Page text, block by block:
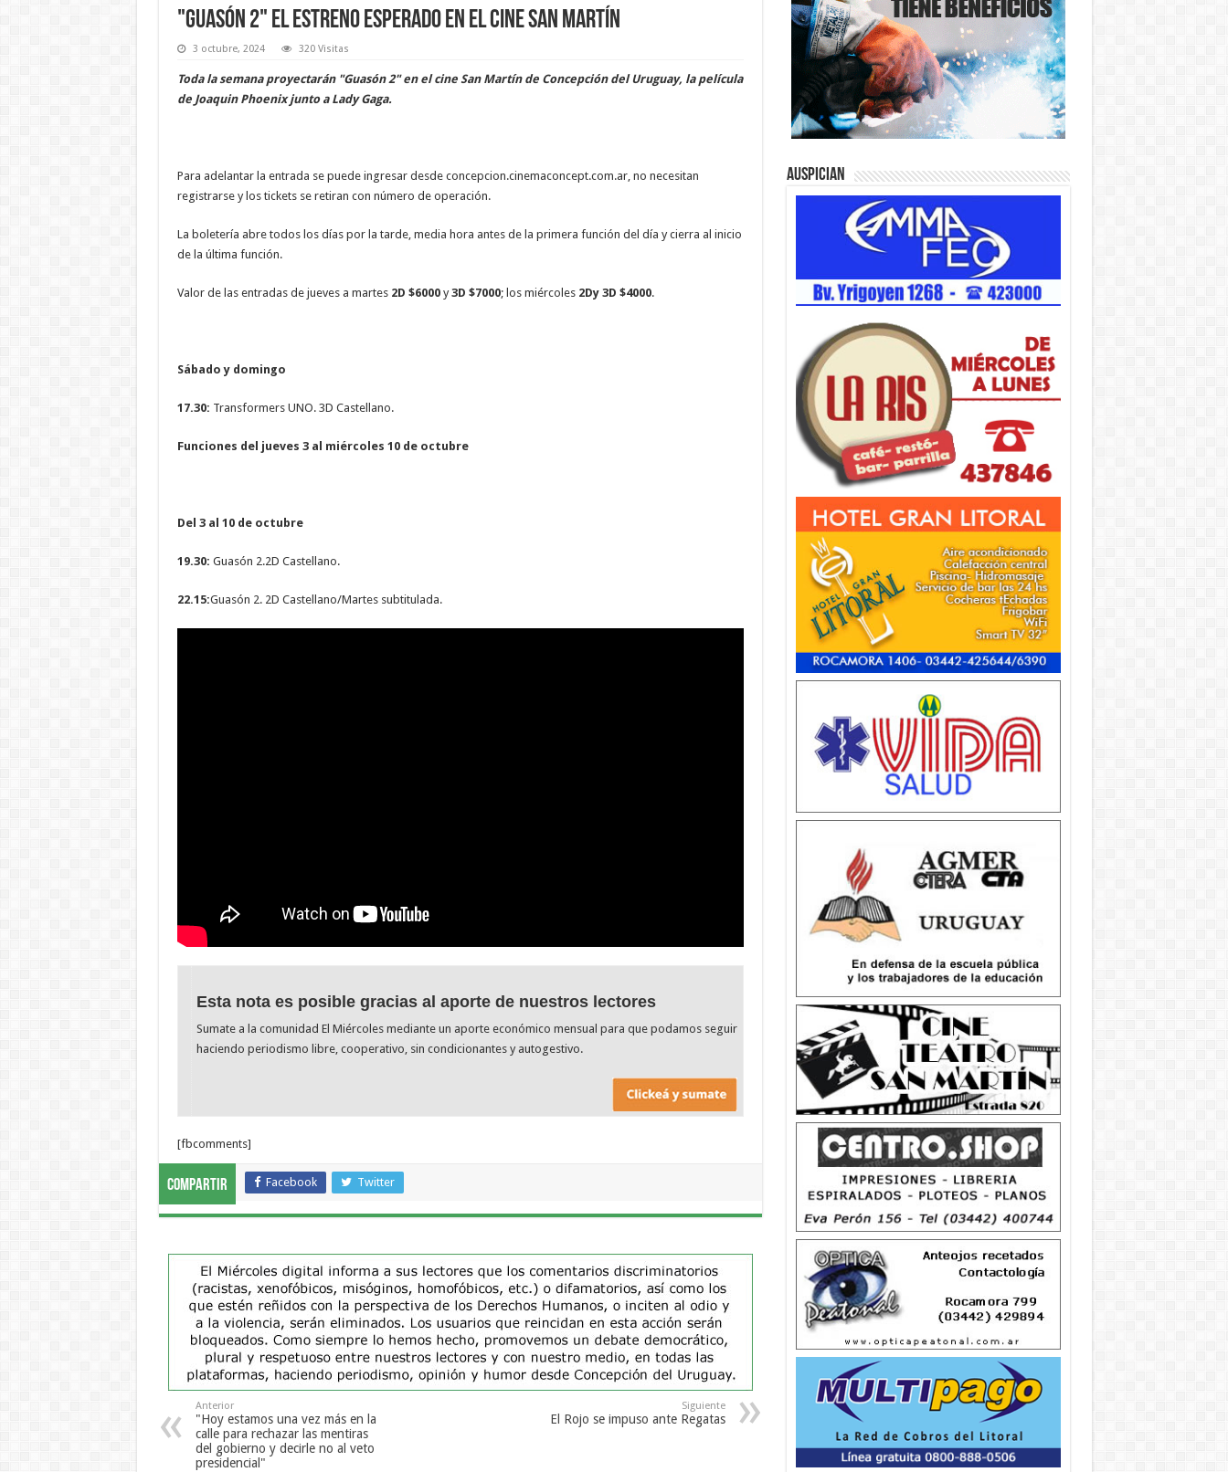
"Guasón 2" el estreno esperado en el cine San Martín
3 octubre, 2024 320 Visitas
Toda la semana proyectarán "Guasón 2" en el cine San Martín de Concepción del Uruguay, la película
de Joaquin Phoenix junto a Lady Gaga.
Para adelantar la entrada se puede ingresar desde concepcion.cinemaconcept.com.ar, no necesitan
registrarse y los tickets se retiran con número de operación.
La boletería abre todos los días por la tarde, media hora antes de la primera función del día y cierra al inicio
de la última función.
Valor de las entradas de jueves a martes 2D $6000y3D $7000; los miércoles 2Dy 3D $4000.
Sábado y domingo
17.30: Transformers UNO. 3D Castellano.
Funciones del jueves 3 al miércoles 10 de octubre
Del 3 al 10 de octubre
19.30: Guasón 2.2D Castellano.
22.15:Guasón 2. 2D Castellano/Martes subtitulada.
Esta nota es posible gracias al aporte de nuestros lectores
Sumate a la comunidad El Miércoles mediante un aporte económico mensual para que podamos seguir
haciendo periodismo libre, cooperativo, sin condicionantes y autogestivo.
[fbcomments]
Compartir Facebook Twitter
Anterior
"Hoy estamos una vez más en la
calle para rechazar las mentiras
del gobierno y decirle no al veto
presidencial"
Siguiente
El Rojo se impuso ante Regatas
Auspician